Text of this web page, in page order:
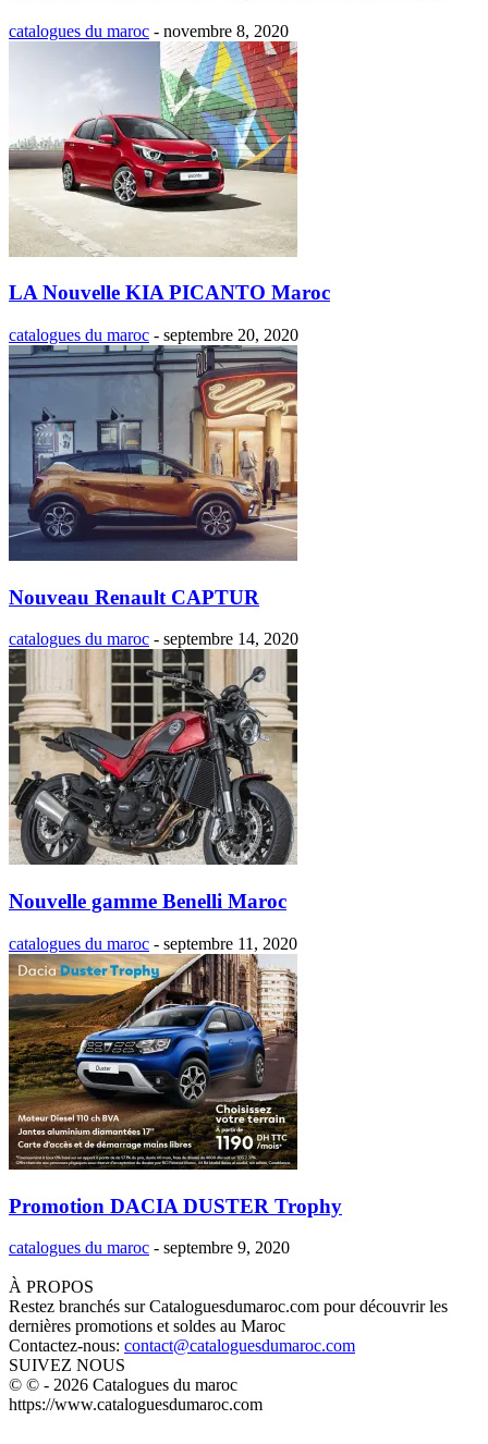
catalogues du maroc - novembre 8, 2020
LA Nouvelle KIA PICANTO Maroc
catalogues du maroc - septembre 20, 2020
Nouveau Renault CAPTUR
catalogues du maroc - septembre 14, 2020
Nouvelle gamme Benelli Maroc
catalogues du maroc - septembre 11, 2020
Promotion DACIA DUSTER Trophy
catalogues du maroc - septembre 9, 2020
À PROPOS
Restez branchés sur Cataloguesdumaroc.com pour découvrir les
dernières promotions et soldes au Maroc
Contactez-nous: contact@cataloguesdumaroc.com
SUIVEZ NOUS
© © - 2026 Catalogues du maroc
https://www.cataloguesdumaroc.com